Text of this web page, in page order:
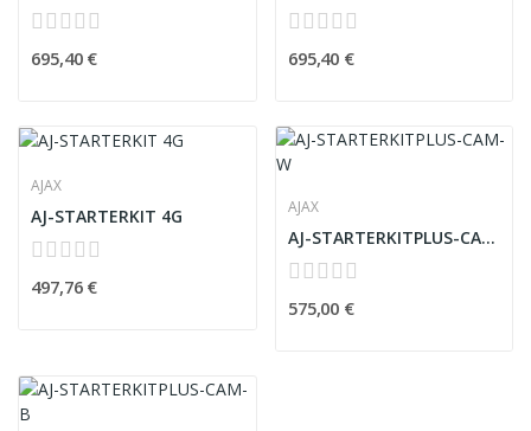
695,40 € 695,40 €
AJAX
AJ-STARTERKIT 4G
497,76 €
AJAX
AJ-STARTERKITPLUS-CAM-W
575,00 €